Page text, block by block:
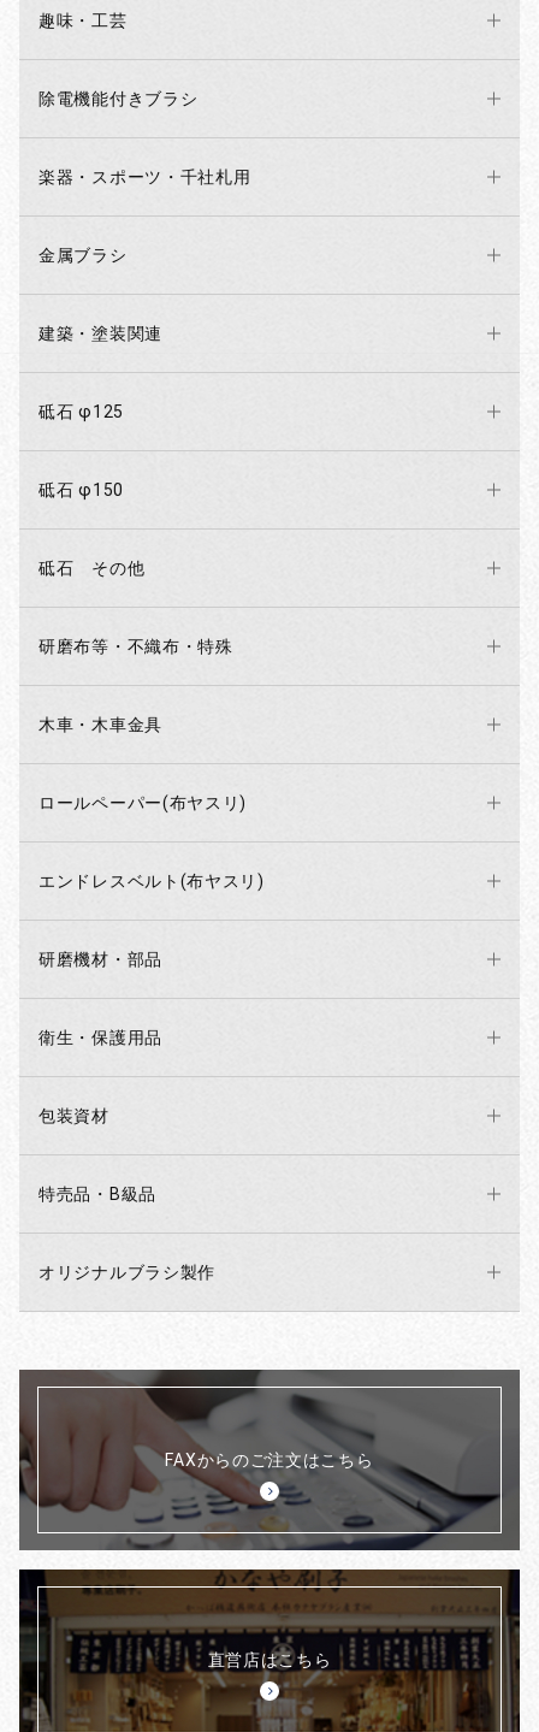
趣味・工芸
除電機能付きブラシ
楽器・スポーツ・千社札用
金属ブラシ
建築・塗装関連
砥石 φ125
砥石 φ150
砥石 その他
研磨布等・不織布・特殊
木車・木車金具
ロールペーパー(布ヤスリ)
エンドレスベルト(布ヤスリ)
研磨機材・部品
衛生・保護用品
包装資材
特売品・B級品
オリジナルブラシ製作
FAXからのご注文はこちら
直営店はこちら